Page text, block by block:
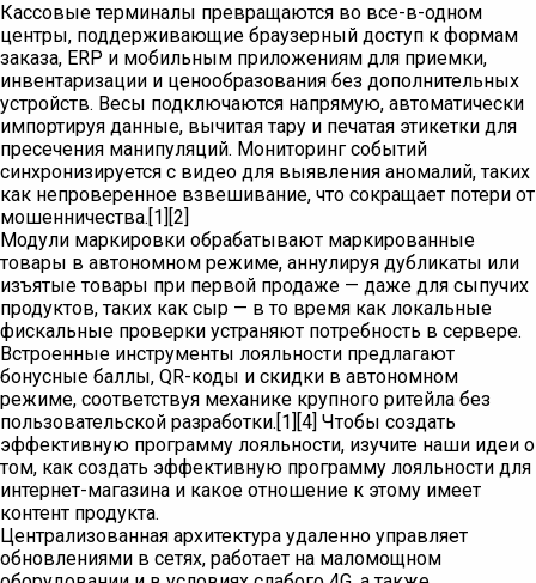
Кассовые терминалы превращаются во все-в-одном
центры, поддерживающие браузерный доступ к формам
заказа, ERP и мобильным приложениям для приемки,
инвентаризации и ценообразования без дополнительных
устройств. Весы подключаются напрямую, автоматически
импортируя данные, вычитая тару и печатая этикетки для
пресечения манипуляций. Мониторинг событий
синхронизируется с видео для выявления аномалий, таких
как непроверенное взвешивание, что сокращает потери от
мошенничества.[1][2]
Модули маркировки обрабатывают маркированные
товары в автономном режиме, аннулируя дубликаты или
изъятые товары при первой продаже — даже для сыпучих
продуктов, таких как сыр — в то время как локальные
фискальные проверки устраняют потребность в сервере.
Встроенные инструменты лояльности предлагают
бонусные баллы, QR-коды и скидки в автономном
режиме, соответствуя механике крупного ритейла без
пользовательской разработки.[1][4] Чтобы создать
эффективную программу лояльности, изучите наши идеи о
том, как создать эффективную программу лояльности для
интернет-магазина и какое отношение к этому имеет
контент продукта.
Централизованная архитектура удаленно управляет
обновлениями в сетях, работает на маломощном